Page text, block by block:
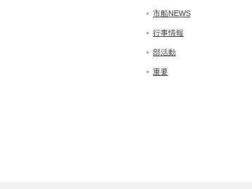
市船NEWS
行事情報
部活動
重要